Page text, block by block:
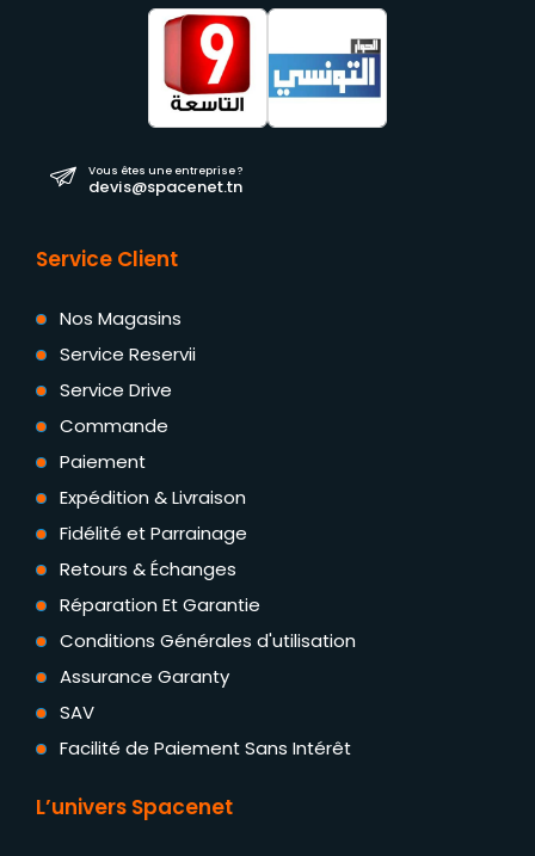
Vous êtes une entreprise ?
devis@spacenet.tn
Service Client
Nos Magasins
Service Reservii
Service Drive
Commande
Paiement
Expédition & Livraison
Fidélité et Parrainage
Retours & Échanges
Réparation Et Garantie
Conditions Générales d'utilisation
Assurance Garanty
SAV
Facilité de Paiement Sans Intérêt
L’univers Spacenet